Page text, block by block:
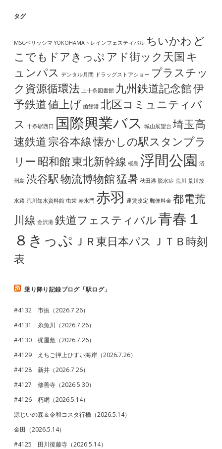
タグ
MSCベリッシマ YOKOHAMAトレインフェスティバル ちいかわ ど
こでもドアきっぷ アド街ック天国 キ
ュンパス デンタル月間 ドラッグストアショー プラスチッ
ク資源循環法 上十条図書館 九州鉄道記念館伊
予鉄道値上げ 函館港 北区コミュニティバ
ス 十条駅西口 国際興業バス 城山展望台 埼玉高
速鉄道 宗谷本線懐かしの駅スタンプラ
リー 昭和館東北新幹線 桜島 浮間公園 済
州島 渋谷駅物流博物館猛暑 秋田港 脱水症 荒川 荒川放
水路 荒川知水資料館 虫歯 赤水門 赤羽 運賃改定 郵便料金 都電荒
川線 金沢港 鉄道フェスティバル青春１
８きっぷ ＪＲ東日本パス ＪＴＢ時刻
表
乗り降り記録ブログ「駅ログ」
#4132 市振（2026.7.26）
#4131 糸魚川（2026.7.26）
#4130 梶屋敷（2026.7.26）
#4129 えちご押上ひすい海岸（2026.7.26）
#4128 新井（2026.7.26）
#4127 修善寺（2026.5.30）
#4126 朽網（2026.5.14）
源じいの森＆令和コスタ行橋（2026.5.14）
金田（2026.5.14）
#4125 田川後藤寺（2026.5.14）